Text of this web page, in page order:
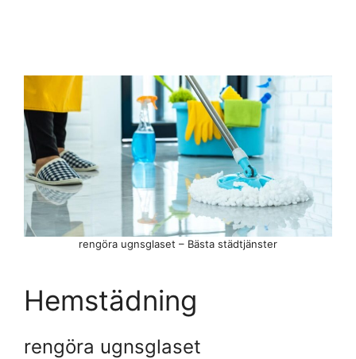
rengöra ugnsglaset – Bästa städtjänster
Hemstädning
rengöra ugnsglaset